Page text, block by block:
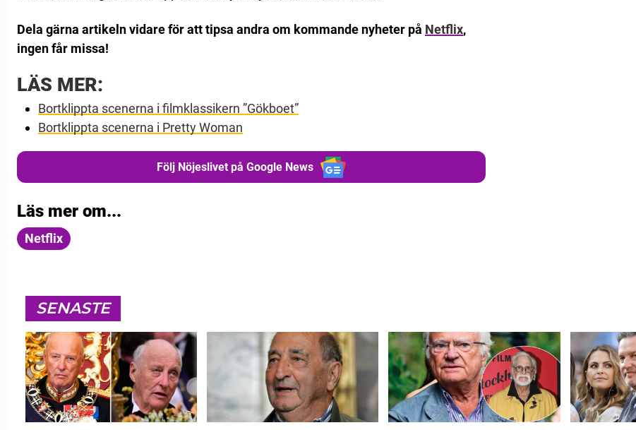
Dela gärna artikeln vidare för att tipsa andra om kommande nyheter på Netflix,
ingen får missa!
LÄS MER:
Bortklippta scenerna i filmklassikern ”Gökboet”
Bortklippta scenerna i Pretty Woman
Följ Nöjeslivet på Google News
Läs mer om...
Netflix
SENASTE